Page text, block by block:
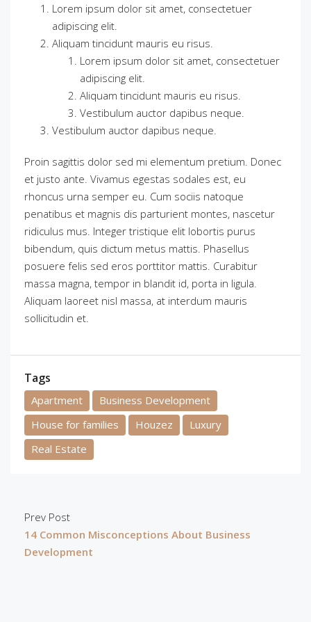
Lorem ipsum dolor sit amet, consectetuer
adipiscing elit.
Aliquam tincidunt mauris eu risus.
Lorem ipsum dolor sit amet, consectetuer
adipiscing elit.
Aliquam tincidunt mauris eu risus.
Vestibulum auctor dapibus neque.
Vestibulum auctor dapibus neque.
Proin sagittis dolor sed mi elementum pretium. Donec
et justo ante. Vivamus egestas sodales est, eu
rhoncus urna semper eu. Cum sociis natoque
penatibus et magnis dis parturient montes, nascetur
ridiculus mus. Integer tristique elit lobortis purus
bibendum, quis dictum metus mattis. Phasellus
posuere felis sed eros porttitor mattis. Curabitur
massa magna, tempor in blandit id, porta in ligula.
Aliquam laoreet nisl massa, at interdum mauris
sollicitudin et.
Tags
Apartment
Business Development
House for families
Houzez
Luxury
Real Estate
Prev Post
14 Common Misconceptions About Business
Development